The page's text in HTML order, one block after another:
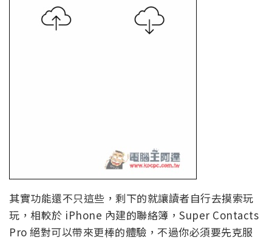
其實功能還不只這些，剩下的就讓讀者自行去摸索玩
玩，相較於 iPhone 內建的聯絡簿，Super Contacts
Pro 絕對可以帶來更棒的體驗，不過你必須要先克服